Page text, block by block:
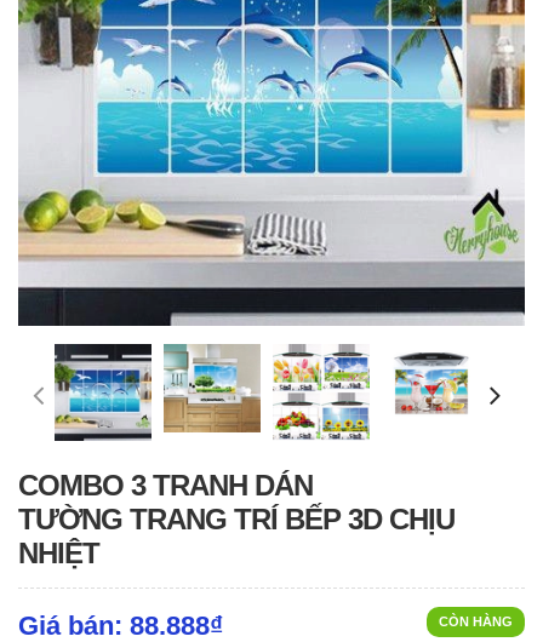
COMBO 3 TRANH DÁN
TƯỜNG TRANG TRÍ BẾP 3D CHỊU
NHIỆT
CÒN HÀNG
Giá bán: 88.888₫